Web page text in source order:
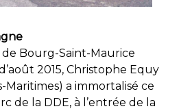
Bourg-Saint-Maurice
2015, Christophe Equy
Maritimes) a immortalisé ce
de la DDE, à l’entrée de la